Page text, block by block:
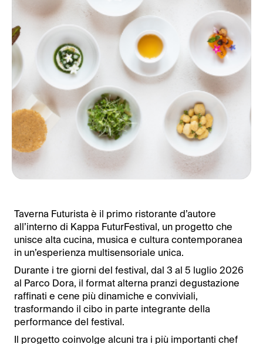
Taverna Futurista è il primo ristorante d’autore
all’interno di Kappa FuturFestival, un progetto che
unisce alta cucina, musica e cultura contemporanea
in un’esperienza multisensoriale unica.
Durante i tre giorni del festival, dal 3 al 5 luglio 2026
al Parco Dora, il format alterna pranzi degustazione
raffinati e cene più dinamiche e conviviali,
trasformando il cibo in parte integrante della
performance del festival.
Il progetto coinvolge alcuni tra i più importanti chef